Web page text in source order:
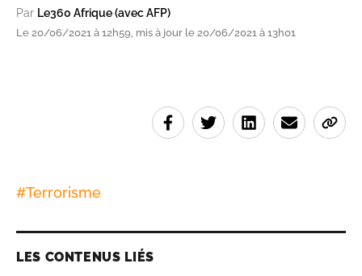
Par Le360 Afrique (avec AFP)
Le 20/06/2021 à 12h59, mis à jour le 20/06/2021 à 13h01
#Terrorisme
LES CONTENUS LIÉS